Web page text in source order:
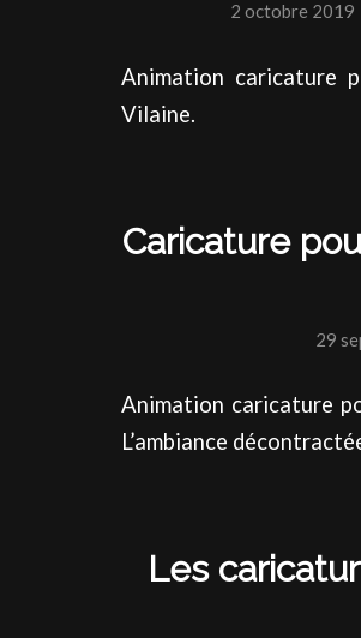
2 octobre 2019
Animation caricature
Vilaine.
Caricature
29
Animation caricature
L’ambiance
Les